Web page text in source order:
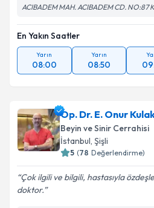
ACIBADEM MAH. ACIBADEM CD. NO:87
En Yakın Saatler
Yarın
08:00
Yarın
08:50
Op. Dr. E. Onur
Beyin ve Sinir Cerrahisi
İstanbul, Şişli
5 (78 Değerlendirme)
Çok ilgili ve bilgili, hastasıyla
doktor.